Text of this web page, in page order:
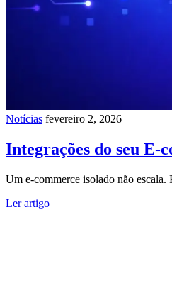
Notícias fevereiro 2, 2026
Integrações do seu E-
Um e-commerce isolado não escala.
Ler artigo